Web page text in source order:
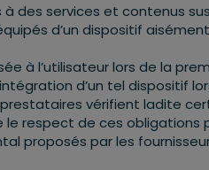
des services et contenus
d’un dispositif
à l’utilisateur lors de la
d’un tel dispositif
vérifient ladite
le respect de ces
proposés par les